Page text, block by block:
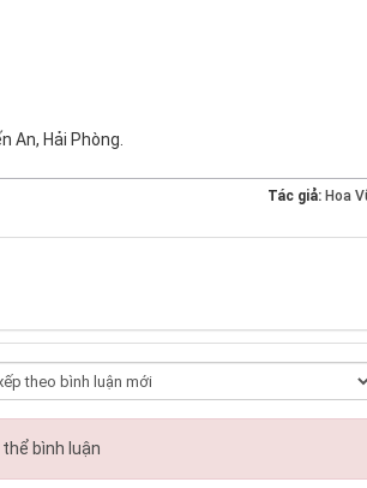
An, Hải Phòng.
Tác giả: Hoa
bình luận